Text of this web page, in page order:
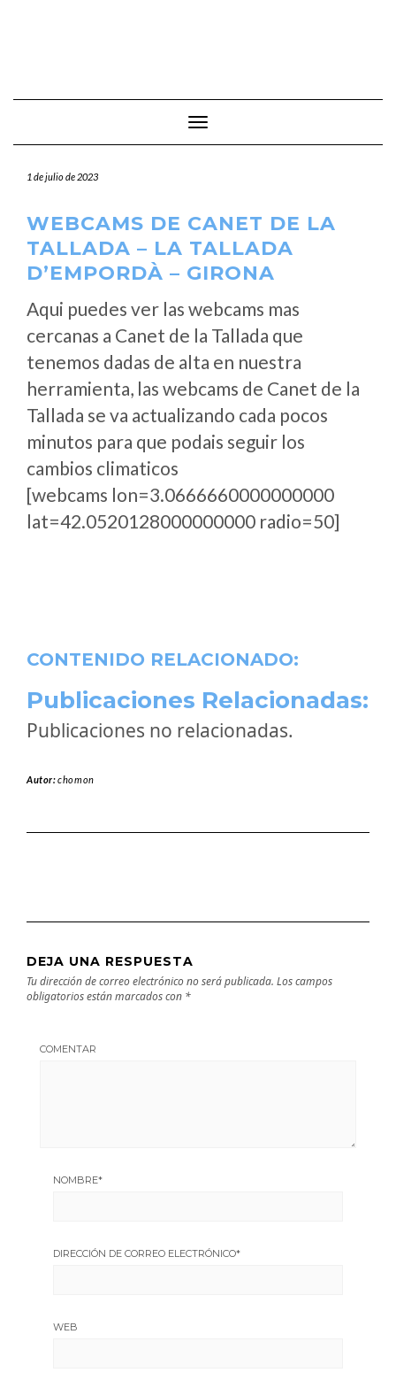
Cambiar modo de navegación
1 de julio de 2023
WEBCAMS DE CANET DE LA
TALLADA – LA TALLADA
D’EMPORDÀ – GIRONA
Aqui puedes ver las webcams mas
cercanas a Canet de la Tallada que
tenemos dadas de alta en nuestra
herramienta, las webcams de Canet de la
Tallada se va actualizando cada pocos
minutos para que podais seguir los
cambios climaticos
[webcams lon=3.0666660000000000
lat=42.0520128000000000 radio=50]
CONTENIDO RELACIONADO:
Publicaciones Relacionadas:
Publicaciones no relacionadas.
Autor:chomon
DEJA UNA RESPUESTA
Tu dirección de correo electrónico no será publicada. Los campos
obligatorios están marcados con *
COMENTAR
NOMBRE*
DIRECCIÓN DE CORREO ELECTRÓNICO*
WEB